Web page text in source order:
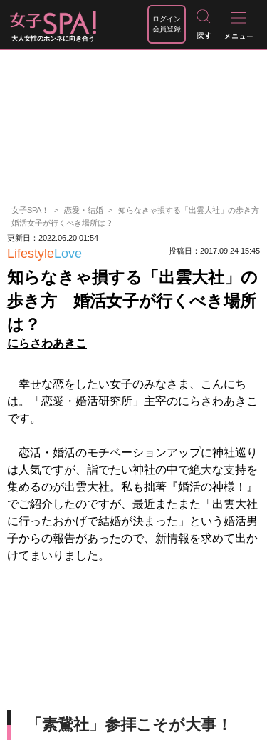
大人女性のホンネに向き合う
ログイン
会員登録
女子SPA！ 恋愛・結婚
知らなきゃ損する「出雲大社」の歩き方
婚活女子が行くべき場所は？
更新日：2022.06.20 01:54
LifestyleLove 投稿日：2017.09.24 15:45
知らなきゃ損する「出雲大社」の
歩き方 婚活女子が行くべき場所
は？
にらさわあきこ
幸せな恋をしたい女子のみなさま、こんにち
は。「恋愛・婚活研究所」主宰のにらさわあきこ
です。
恋活・婚活のモチベーションアップに神社巡り
は人気ですが、詣でたい神社の中で絶大な支持を
集めるのが出雲大社。私も拙著『婚活の神様！』
でご紹介したのですが、最近またまた「出雲大社
に行ったおかげで結婚が決まった」という婚活男
子からの報告があったので、新情報を求めて出か
けてまいりました。
「素鵞社」参拝こそが大事！